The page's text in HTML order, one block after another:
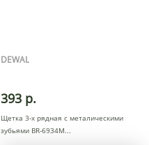
DEWAL
393 р.
Щетка 3-х рядная с металическими
зубьями BR-6934M